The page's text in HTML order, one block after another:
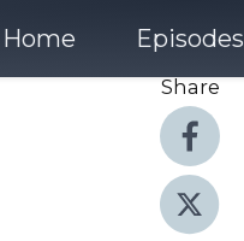
Home Episodes
Share